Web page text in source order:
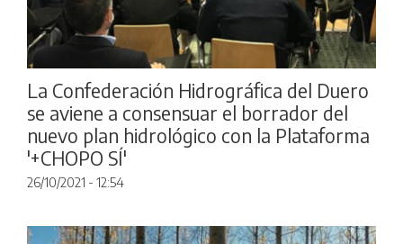
La Confederación Hidrográfica del Duero
se aviene a consensuar el borrador del
nuevo plan hidrológico con la Plataforma
'+CHOPO SÍ'
26/10/2021 - 12:54